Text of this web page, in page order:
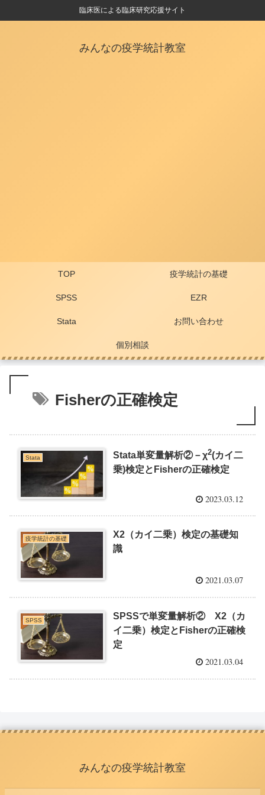
臨床医による臨床研究応援サイト
みんなの疫学統計教室
TOP 疫学統計の基礎
SPSS EZR
Stata お問い合わせ
個別相談
Fisherの正確検定
Stata Stata単変量解析②－χ2(カイ二
乗)検定とFisherの正確検定
2023.03.12
疫学統計の基礎
X2（カイ二乗）検定の基礎知
識
2021.03.07
SPSS
SPSSで単変量解析② X2（カ
イ二乗）検定とFisherの正確検
定
2021.03.04
みんなの疫学統計教室